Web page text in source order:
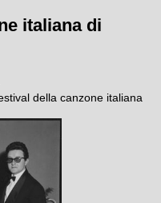
italiana di
della canzone italiana